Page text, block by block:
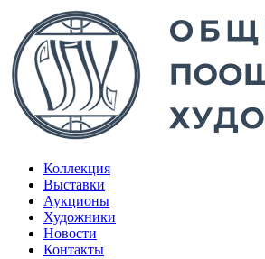
Коллекция
Выставки
Аукционы
Художники
Новости
Контакты